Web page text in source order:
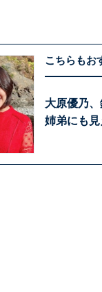
こちらもお
大原優乃
姉弟にも見